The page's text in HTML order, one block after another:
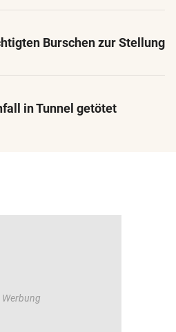
Burschen zur Stellung
in Tunnel getötet